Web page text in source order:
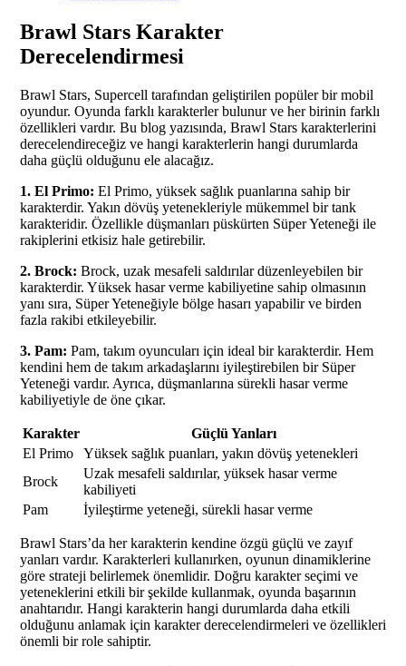
Brawl Stars Karakter
Derecelendirmesi
Brawl Stars, Supercell tarafından geliştirilen popüler bir mobil
oyundur. Oyunda farklı karakterler bulunur ve her birinin farklı
özellikleri vardır. Bu blog yazısında, Brawl Stars karakterlerini
derecelendireceğiz ve hangi karakterlerin hangi durumlarda
daha güçlü olduğunu ele alacağız.
1. El Primo: El Primo, yüksek sağlık puanlarına sahip bir
karakterdir. Yakın dövüş yetenekleriyle mükemmel bir tank
karakteridir. Özellikle düşmanları püskürten Süper Yeteneği ile
rakiplerini etkisiz hale getirebilir.
2. Brock: Brock, uzak mesafeli saldırılar düzenleyebilen bir
karakterdir. Yüksek hasar verme kabiliyetine sahip olmasının
yanı sıra, Süper Yeteneğiyle bölge hasarı yapabilir ve birden
fazla rakibi etkileyebilir.
3. Pam: Pam, takım oyuncuları için ideal bir karakterdir. Hem
kendini hem de takım arkadaşlarını iyileştirebilen bir Süper
Yeteneği vardır. Ayrıca, düşmanlarına sürekli hasar verme
kabiliyetiyle de öne çıkar.
Karakter
Güçlü Yanları
El Primo
Yüksek sağlık puanları, yakın dövüş yetenekleri
Brock
Uzak mesafeli saldırılar, yüksek hasar verme
kabiliyeti
Pam
İyileştirme yeteneği, sürekli hasar verme
Brawl Stars’da her karakterin kendine özgü güçlü ve zayıf
yanları vardır. Karakterleri kullanırken, oyunun dinamiklerine
göre strateji belirlemek önemlidir. Doğru karakter seçimi ve
yeteneklerini etkili bir şekilde kullanmak, oyunda başarının
anahtarıdır. Hangi karakterin hangi durumlarda daha etkili
olduğunu anlamak için karakter derecelendirmeleri ve özellikleri
önemli bir role sahiptir.